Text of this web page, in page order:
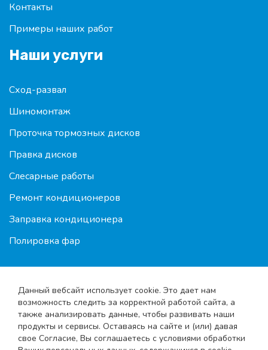
Данный вебсайт использует cookie. Это дает нам
возможность следить за корректной работой сайта, а
также анализировать данные, чтобы развивать наши
продукты и сервисы. Оставаясь на сайте и (или) давая
свое Согласие, Вы соглашаетесь с условиями обработки
Контакты
Примеры наших работ
Наши услуги
Сход-развал
Шиномонтаж
Проточка тормозных дисков
Правка дисков
Слесарные работы
Ремонт кондиционеров
Заправка кондиционера
Полировка фар
© 2010-2026 Shod-razval.org